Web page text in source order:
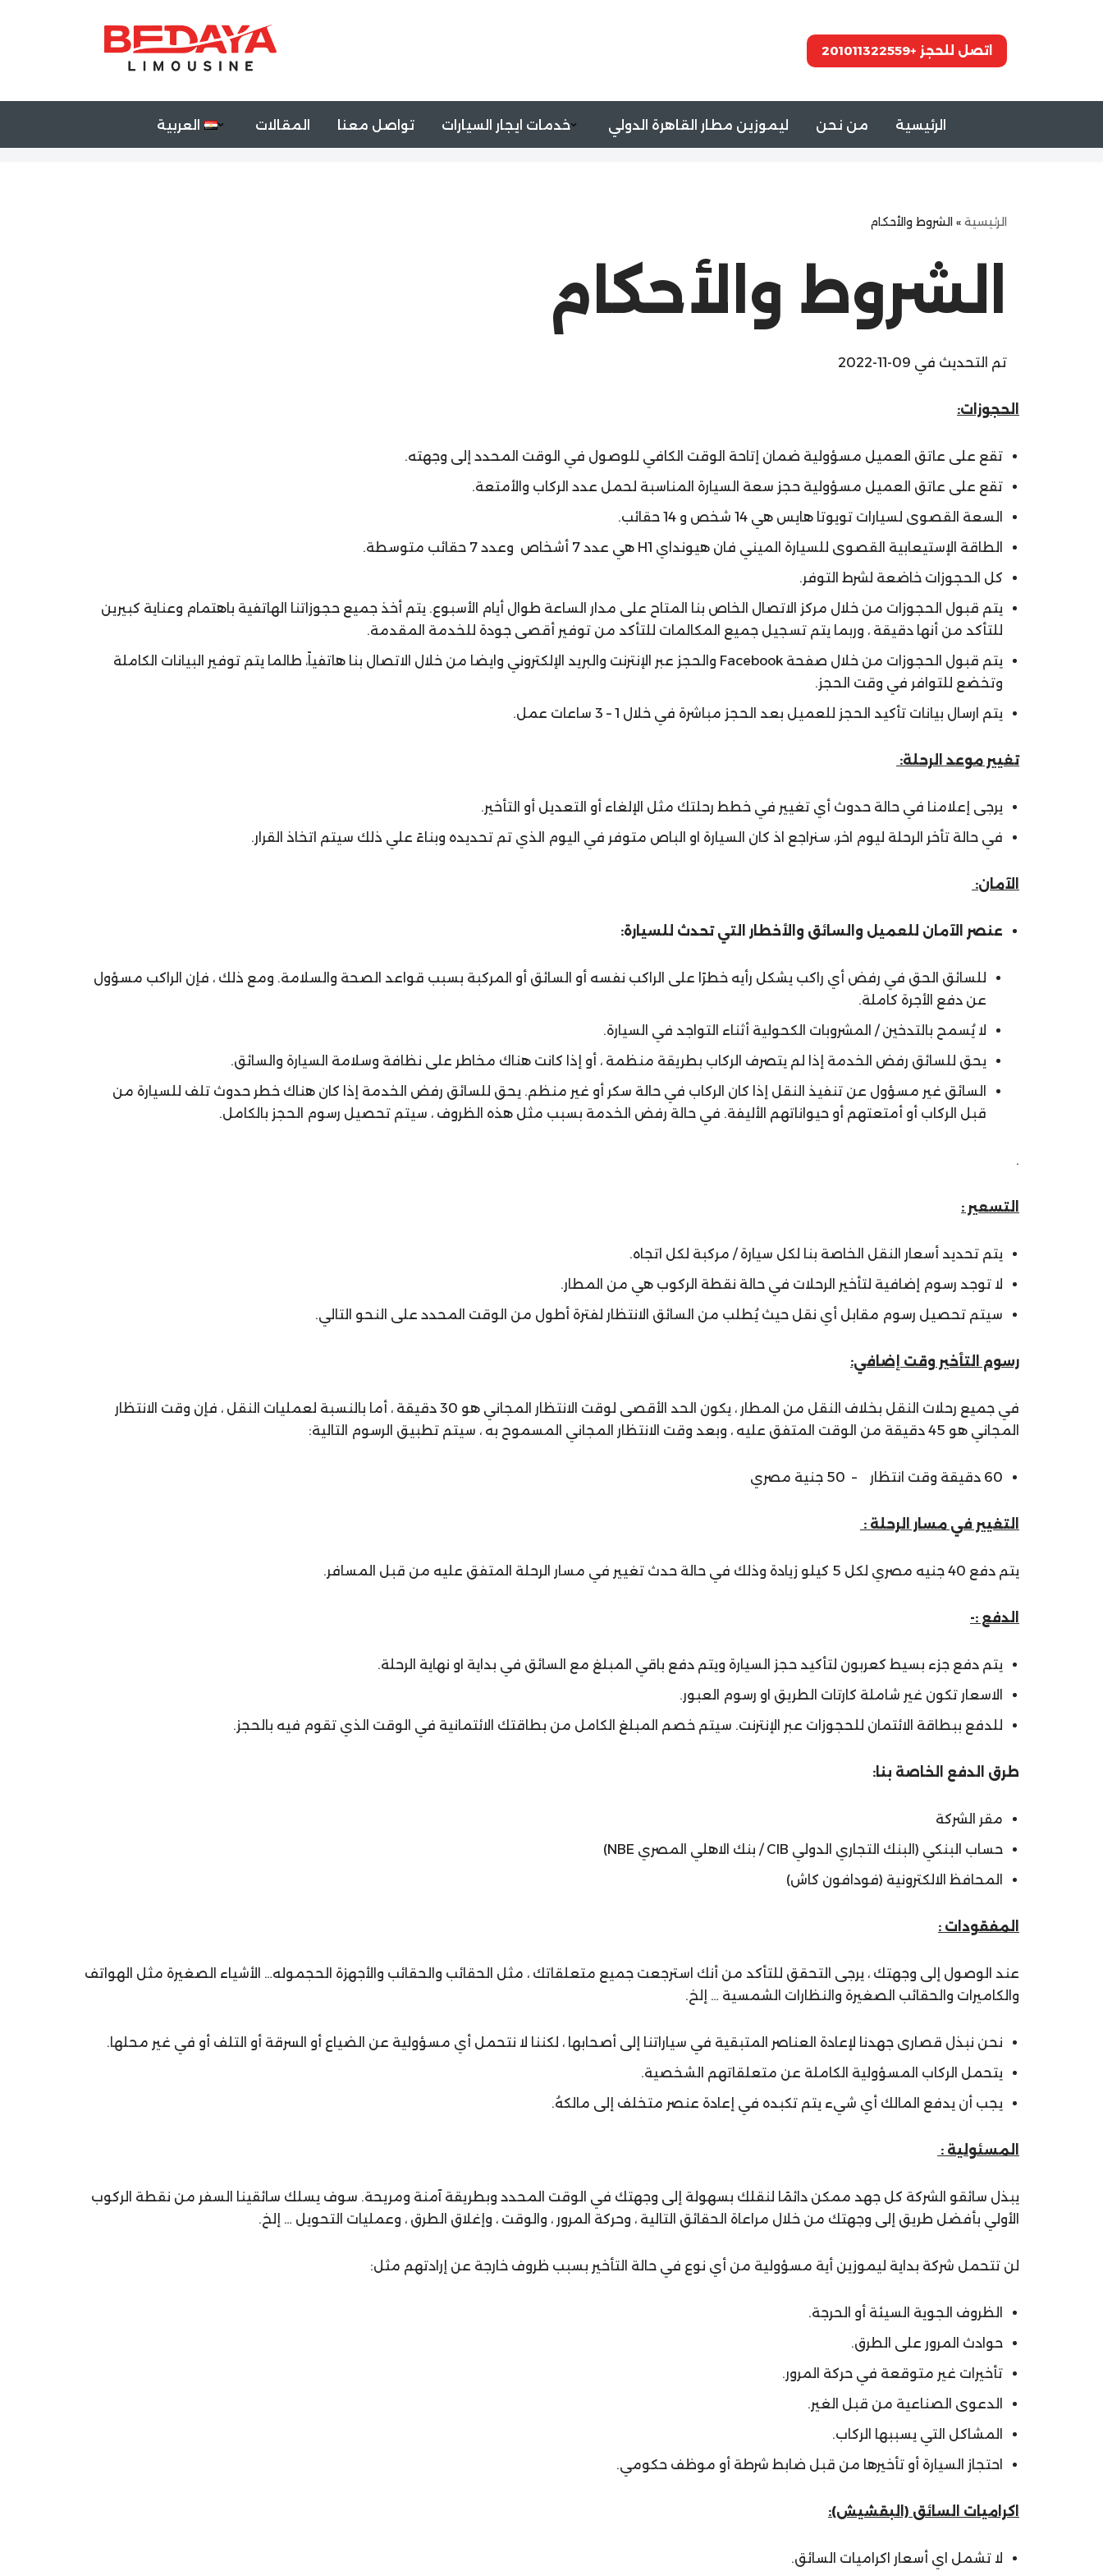
اتصل للحجز +201011322559
الرئيسية من نحن ليموزين مطار القاهرة الدولي خدمات ايجار السيارات تواصل معنا المقالات العربية
الرئيسية » الشروط والأحكام
الشروط والأحكام
تم التحديث في 09-11-2022
الحجوزات:
تقع على عاتق العميل مسؤولية ضمان إتاحة الوقت الكافي للوصول في الوقت المحدد إلى وجهته.
تقع على عاتق العميل مسؤولية حجز سعة السيارة المناسبة لحمل عدد الركاب والأمتعة.
السعة القصوى لسيارات تويوتا هايس هي 14 شخص و 14 حقائب.
الطاقة الإستيعابية القصوى للسيارة الميني فان هيونداي H1 هي عدد 7 أشخاص وعدد 7 حقائب متوسطة.
كل الحجوزات خاضعة لشرط التوفر.
يتم قبول الحجوزات من خلال مركز الاتصال الخاص بنا المتاح على مدار الساعة طوال أيام الأسبوع. يتم أخذ جميع حجوزاتنا الهاتفية باهتمام وعناية كبيرين
للتأكد من أنها دقيقة ، وربما يتم تسجيل جميع المكالمات للتأكد من توفير أقصى جودة للخدمة المقدمة.
يتم قبول الحجوزات من خلال صفحة Facebook والحجز عبر الإنترنت والبريد الإلكتروني وايضا من خلال الاتصال بنا هاتفياً، طالما يتم توفير البيانات الكاملة
وتخضع للتوافر في وقت الحجز.
يتم ارسال بيانات تأكيد الحجز للعميل بعد الحجز مباشرة في خلال 1 – 3 ساعات عمل.
تغيير موعد الرحلة:
يرجى إعلامنا في حالة حدوث أي تغيير في خطط رحلتك مثل الإلغاء أو التعديل أو التأخير.
في حالة تأخر الرحلة ليوم اخر، سنراجع اذ كان السيارة او الباص متوفر في اليوم الذي تم تحديده وبناءً علي ذلك سيتم اتخاذ القرار.
الآمان:
عنصر الآمان للعميل والسائق والأخطار التي تحدث للسيارة:
للسائق الحق في رفض أي راكب يشكل رأيه خطرًا على الراكب نفسه أو السائق أو المركبة بسبب قواعد الصحة والسلامة. ومع ذلك ، فإن الراكب مسؤول
عن دفع الأجرة كاملة.
لا يُسمح بالتدخين / المشروبات الكحولية أثناء التواجد في السيارة.
يحق للسائق رفض الخدمة إذا لم يتصرف الركاب بطريقة منظمة ، أو إذا كانت هناك مخاطر على نظافة وسلامة السيارة والسائق.
السائق غير مسؤول عن تنفيذ النقل إذا كان الركاب في حالة سكر أو غير منظم. يحق للسائق رفض الخدمة إذا كان هناك خطر حدوث تلف للسيارة من
قبل الركاب أو أمتعتهم أو حيواناتهم الأليفة. في حالة رفض الخدمة بسبب مثل هذه الظروف ، سيتم تحصيل رسوم الحجز بالكامل.
.
التسعير :
يتم تحديد أسعار النقل الخاصة بنا لكل سيارة / مركبة لكل اتجاه.
لا توجد رسوم إضافية لتأخير الرحلات في حالة نقطة الركوب هي من المطار.
سيتم تحصيل رسوم مقابل أي نقل حيث يُطلب من السائق الانتظار لفترة أطول من الوقت المحدد على النحو التالي.
رسوم التأخير وقت إضافي:
في جميع رحلات النقل بخلاف النقل من المطار ، يكون الحد الأقصى لوقت الانتظار المجاني هو 30 دقيقة ، أما بالنسبة لعمليات النقل ، فإن وقت الانتظار
المجاني هو 45 دقيقة من الوقت المتفق عليه ، وبعد وقت الانتظار المجاني المسموح به ، سيتم تطبيق الرسوم التالية:
60 دقيقة وقت انتظار – 50 جنية مصري
التغيير في مسار الرحلة :
يتم دفع 40 جنيه مصري لكل 5 كيلو زيادة وذلك في حالة حدث تغيير في مسار الرحلة المتفق عليه من قبل المسافر.
الدفع :-
يتم دفع جزء بسيط كعربون لتأكيد حجز السيارة ويتم دفع باقي المبلغ مع السائق في بداية او نهاية الرحلة.
الاسعار تكون غير شاملة كارتات الطريق او رسوم العبور.
للدفع ببطاقة الائتمان للحجوزات عبر الإنترنت. سيتم خصم المبلغ الكامل من بطاقتك الائتمانية في الوقت الذي تقوم فيه بالحجز.
طرق الدفع الخاصة بنا:
مقر الشركة
حساب البنكي (البنك التجاري الدولي CIB / بنك الاهلي المصري NBE)
المحافظ الالكترونية (فودافون كاش)
المفقودات :
عند الوصول إلى وجهتك ، يرجى التحقق للتأكد من أنك استرجعت جميع متعلقاتك ، مثل الحقائب والحقائب والأجهزة الحجموله… الأشياء الصغيرة مثل الهواتف
والكاميرات والحقائب الصغيرة والنظارات الشمسية … إلخ.
نحن نبذل قصارى جهدنا لإعادة العناصر المتبقية في سياراتنا إلى أصحابها ، لكننا لا نتحمل أي مسؤولية عن الضياع أو السرقة أو التلف أو في غير محلها.
يتحمل الركاب المسؤولية الكاملة عن متعلقاتهم الشخصية.
يجب أن يدفع المالك أي شيء يتم تكبده في إعادة عنصر متخلف إلى مالكهُ.
المسئولية :
يبذل سائقو الشركة كل جهد ممكن دائمًا لنقلك بسهولة إلى وجهتك في الوقت المحدد وبطريقة آمنة ومريحة. سوف يسلك سائقينا السفر من نقطة الركوب
الأولي بأفضل طريق إلى وجهتك من خلال مراعاة الحقائق التالية ، وحركة المرور ، والوقت ، وإغلاق الطرق ، وعمليات التحويل … إلخ.
لن تتحمل شركة بداية ليموزين أية مسؤولية من أي نوع في حالة التأخير بسبب ظروف خارجة عن إرادتهم مثل:
الظروف الجوية السيئة أو الحرجة.
حوادث المرور على الطرق.
تأخيرات غير متوقعة في حركة المرور.
الدعوى الصناعية من قبل الغير.
المشاكل التي يسببها الركاب.
احتجاز السيارة أو تأخيرها من قبل ضابط شرطة أو موظف حكومي.
اكراميات السائق (البقشيش):
لا تشمل اي أسعار اكراميات السائق.